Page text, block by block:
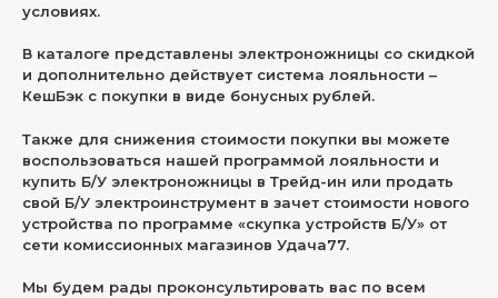
условиях.
В каталоге представлены электроножницы со скидкой
и дополнительно действует система лояльности –
КешБэк с покупки в виде бонусных рублей.
Также для снижения стоимости покупки вы можете
воспользоваться нашей программой лояльности и
купить Б/У электроножницы в Трейд-ин или продать
свой Б/У электроинструмент в зачет стоимости нового
устройства по программе «скупка устройств Б/У» от
сети комиссионных магазинов Удача77.
Мы будем рады проконсультировать вас по всем